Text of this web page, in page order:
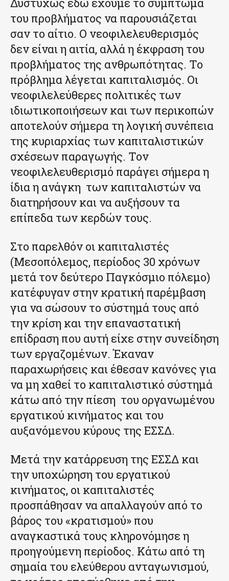
του προβλήματος να παρουσιάζεται
σαν το αίτιο. Ο νεοφιλελευθερισμός
δεν είναι η αιτία, αλλά η έκφραση του
προβλήματος της ανθρωπότητας. Το
πρόβλημα λέγεται καπιταλισμός. Οι
νεοφιλελεύθερες πολιτικές των
ιδιωτικοποιήσεων και των περικοπών
αποτελούν σήμερα τη λογική συνέπεια
της κυριαρχίας των καπιταλιστικών
σχέσεων παραγωγής. Τον
νεοφιλελευθερισμό παράγει σήμερα η
ίδια η ανάγκη των καπιταλιστών να
διατηρήσουν και να αυξήσουν τα
επίπεδα των κερδών τους.
Στο παρελθόν οι καπιταλιστές
(Μεσοπόλεμος, περίοδος 30 χρόνων
μετά τον δεύτερο Παγκόσμιο πόλεμο)
κατέφυγαν στην κρατική παρέμβαση
για να σώσουν το σύστημά τους από
την κρίση και την επαναστατική
επίδραση που αυτή είχε στην συνείδηση
των εργαζομένων. Έκαναν
παραχωρήσεις και έθεσαν κανόνες για
να μη χαθεί το καπιταλιστικό σύστημά
κάτω από την πίεση του οργανωμένου
εργατικού κινήματος και του
αυξανόμενου κύρους της ΕΣΣΔ.
Μετά την κατάρρευση της ΕΣΣΔ και
την υποχώρηση του εργατικού
κινήματος, οι καπιταλιστές
προσπάθησαν να απαλλαγούν από το
βάρος του «κρατισμού» που
αναγκαστικά τους κληρονόμησε η
προηγούμενη περίοδος. Κάτω από τη
σημαία του ελεύθερου ανταγωνισμού,